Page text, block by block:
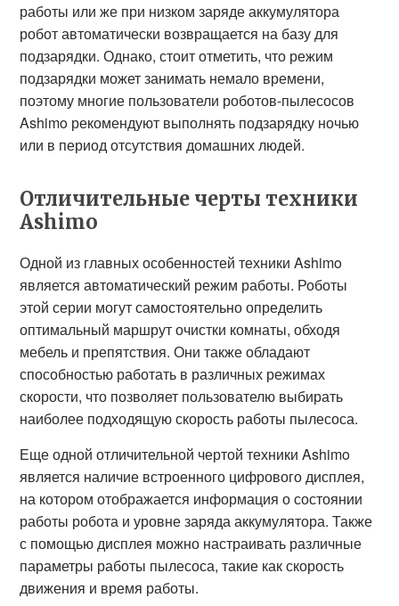
работы или же при низком заряде аккумулятора
робот автоматически возвращается на базу для
подзарядки. Однако, стоит отметить, что режим
подзарядки может занимать немало времени,
поэтому многие пользователи роботов-пылесосов
Ashimo рекомендуют выполнять подзарядку ночью
или в период отсутствия домашних людей.
Отличительные черты техники
Ashimo
Одной из главных особенностей техники Ashimo
является автоматический режим работы. Роботы
этой серии могут самостоятельно определить
оптимальный маршрут очистки комнаты, обходя
мебель и препятствия. Они также обладают
способностью работать в различных режимах
скорости, что позволяет пользователю выбирать
наиболее подходящую скорость работы пылесоса.
Еще одной отличительной чертой техники Ashimo
является наличие встроенного цифрового дисплея,
на котором отображается информация о состоянии
работы робота и уровне заряда аккумулятора. Также
с помощью дисплея можно настраивать различные
параметры работы пылесоса, такие как скорость
движения и время работы.